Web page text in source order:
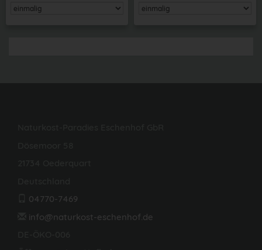
04770-7469
info@naturkost-eschenhof.de